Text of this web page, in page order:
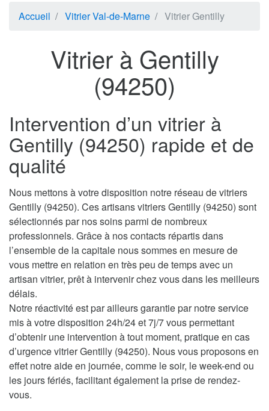
Accueil Vitrier Val-de-Marne Vitrier Gentilly
Vitrier à Gentilly
(94250)
Intervention d’un vitrier à
Gentilly (94250) rapide et de
qualité
Nous mettons à votre disposition notre réseau de vitriers
Gentilly (94250). Ces artisans vitriers Gentilly (94250) sont
sélectionnés par nos soins parmi de nombreux
professionnels. Grâce à nos contacts répartis dans
l’ensemble de la capitale nous sommes en mesure de
vous mettre en relation en très peu de temps avec un
artisan vitrier, prêt à intervenir chez vous dans les meilleurs
délais.
Notre réactivité est par ailleurs garantie par notre service
mis à votre disposition 24h/24 et 7j/7 vous permettant
d’obtenir une intervention à tout moment, pratique en cas
d’urgence vitrier Gentilly (94250). Nous vous proposons en
effet notre aide en journée, comme le soir, le week-end ou
les jours fériés, facilitant également la prise de rendez-
vous.